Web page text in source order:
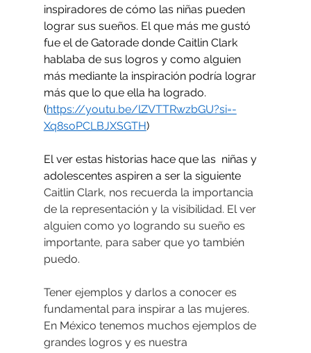
inspiradores de cómo las niñas pueden
lograr sus sueños. El que más me gustó
fue el de Gatorade donde Caitlin Clark
hablaba de sus logros y como alguien
más mediante la inspiración podría lograr
más que lo que ella ha logrado.
(https://youtu.be/lZVTTRwzbGU?si=-
Xq8soPCLBJXSGTH)
El ver estas historias hace que las  niñas y
adolescentes aspiren a ser la siguiente
Caitlin Clark, nos recuerda la importancia
de la representación y la visibilidad. El ver
alguien como yo logrando su sueño es
importante, para saber que yo también
puedo.
Tener ejemplos y darlos a conocer es
fundamental para inspirar a las mujeres.
En México tenemos muchos ejemplos de
grandes logros y es nuestra